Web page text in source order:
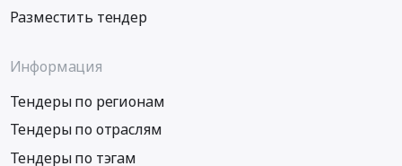
Разместить тендер
Информация
Тендеры по регионам
Тендеры по отраслям
Тендеры по тэгам